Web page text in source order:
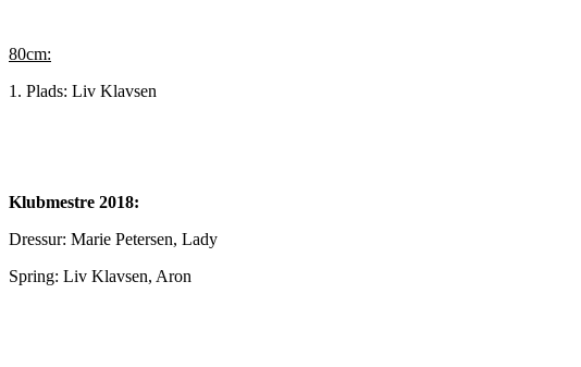
80cm:
1. Plads: Liv Klavsen
Klubmestre 2018:
Dressur: Marie Petersen, Lady
Spring: Liv Klavsen, Aron